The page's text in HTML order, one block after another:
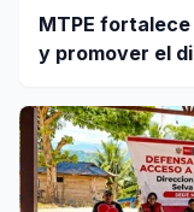
MTPE
y promover el